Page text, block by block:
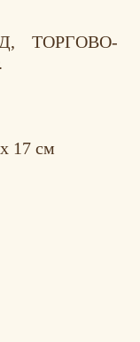
ТОРГОВО-
17 см